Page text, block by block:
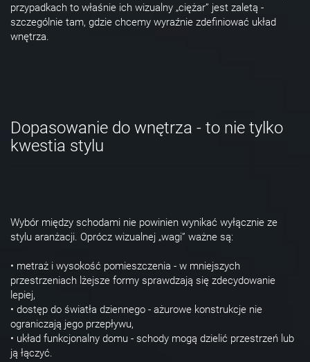
przypadkach to właśnie ich wizualny „ciężar” jest zaletą -
szczególnie tam, gdzie chcemy wyraźnie zdefiniować układ
wnętrza.
Dopasowanie do wnętrza - to nie tylko
kwestia stylu
Wybór między schodami nie powinien wynikać wyłącznie ze
stylu aranżacji. Oprócz wizualnej „wagi” ważne są:
• metraż i wysokość pomieszczenia - w mniejszych
przestrzeniach lżejsze formy sprawdzają się zdecydowanie
lepiej,
• dostęp do światła dziennego - ażurowe konstrukcje nie
ograniczają jego przepływu,
• układ funkcjonalny domu - schody mogą dzielić przestrzeń lub
ją łączyć.